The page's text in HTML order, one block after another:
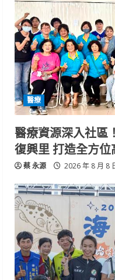
醫療
醫療資源深入社區
復興里 打造全方
蔡 永源 2026 年 8 月 8